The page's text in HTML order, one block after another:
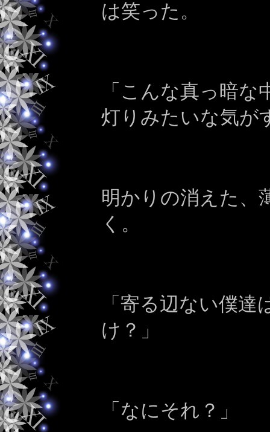
は笑った。
「こんな真っ暗
灯りみたいな気が
明かりの消えた、
く。
「寄る辺ない僕
け？」
「なにそれ？」